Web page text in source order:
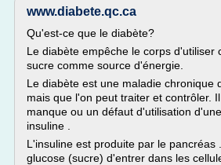
www.diabete.qc.ca
Qu'est-ce que le diabète?
Le diabète empêche le corps d'utiliser
sucre comme source d'énergie.
Le diabète est une maladie chronique
mais que l'on peut traiter et contrôler.
manque ou un défaut d'utilisation
insuline .
L'insuline est produite par le pancréas
glucose (sucre) d'entrer dans les